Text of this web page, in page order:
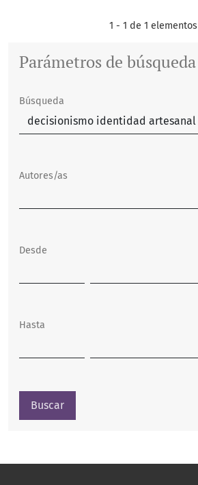
1 - 1 de 1 elementos
Parámetros de búsqueda
Búsqueda
Autores/as
Desde
Hasta
Buscar